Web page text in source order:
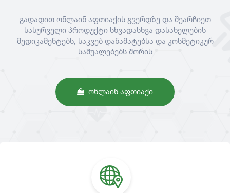
გადადით ონლაინ აფთიაქის გვერდზე და შეარჩიეთ
სასურველი პროდუქტი სხვადასხვა დასახელების
მედიკამენტებს, საკვებ დანამატებსა და კოსმეტიკურ
საშუალებებს შორის
ᲝᲜᲚᲐᲘᲜ ᲐᲤᲗᲘᲐᲥᲘ